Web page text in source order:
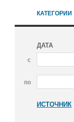
КАТЕГОРИИ
ДАТА
с
по
ИСТОЧНИК